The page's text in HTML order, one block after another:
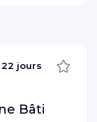
22 jours
Bâti